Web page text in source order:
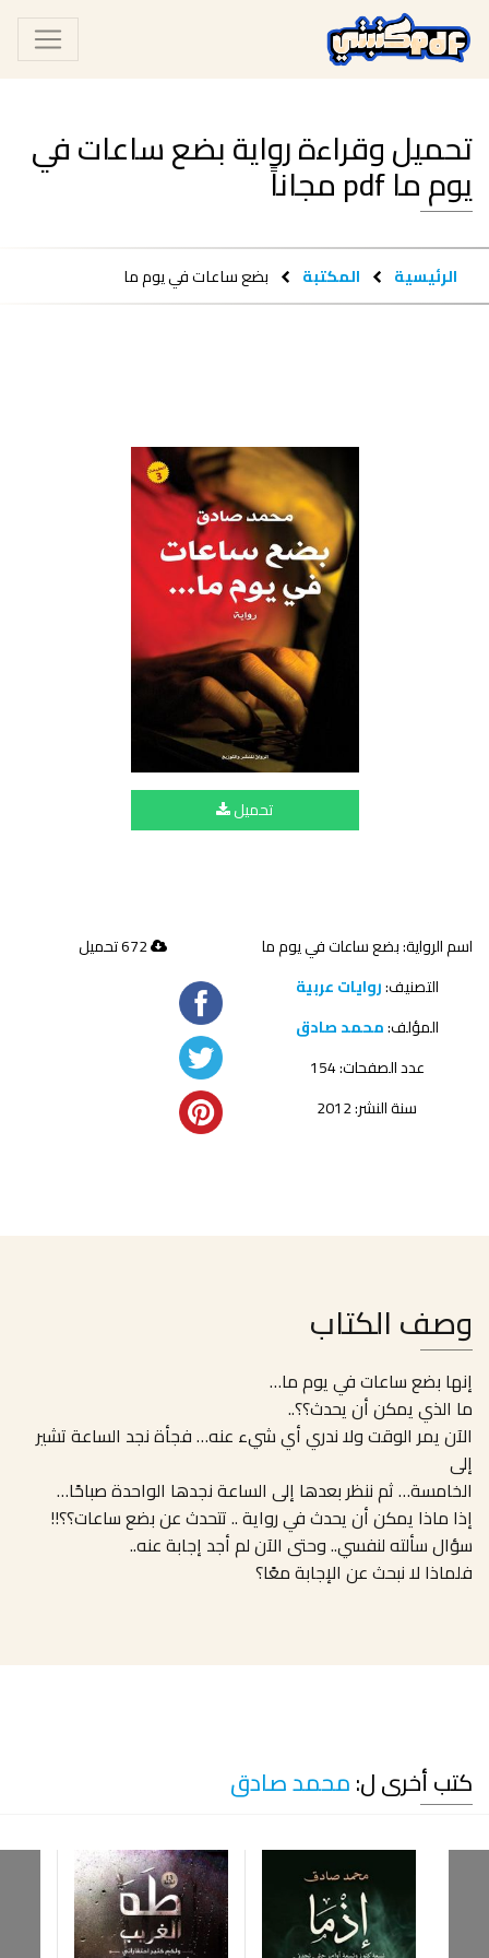
تحميل وقراءة رواية بضع ساعات في
يوم ما pdf مجاناً
الرئيسية المكتبة بضع ساعات في يوم ما
تحميل
اسم الرواية: بضع ساعات في يوم ما
التصنيف:روايات عربية
المؤلف:محمد صادق
عدد الصفحات: 154
سنة النشر: 2012
672 تحميل
وصف الكتاب
إنها بضع ساعات في يوم ما…
ما الذي يمكن أن يحدث؟؟..
الآن يمر الوقت ولا ندري أي شيء عنه… فجأة نجد الساعة تشير
إلى
الخامسة… ثم ننظر بعدها إلى الساعة نجدها الواحدة صباحًا…
إذا ماذا يمكن أن يحدث في رواية .. تتحدث عن بضع ساعات؟؟!!
سؤال سألته لنفسي.. وحتى الآن لم أجد إجابة عنه..
فلماذا لا نبحث عن الإجابة معًا؟
كتب أخرى ل:محمد صادق